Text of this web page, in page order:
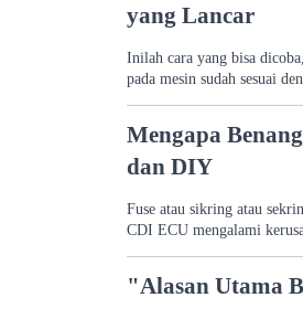
yang Lancar
Inilah cara yang bisa
pada mesin sudah sesuai
Mengapa
dan DIY
Fuse atau sikring atau
CDI ECU mengalami
"Alasan Utama